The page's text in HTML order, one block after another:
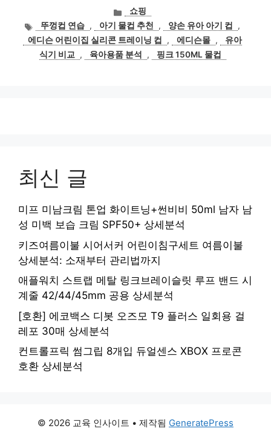
카
테
고
리
쇼핑
태
그
뚜껑컵 연습 , 아기 물컵 추천 , 양손 유아 아기 컵
,
에디슨 어린이집 실리콘 트레이닝 컵
, 에디슨몰 ,
유아
식기 비교
, 육아용품 분석 , 핑크 150ML 물컵
최신 글
미프 미남크림 톤업 화이트닝+썬비비 50ml 남자 남
성 미백 보습 크림 SPF50+ 상세분석
키즈여름이불 시어서커 어린이침구세트 여름이불
상세분석: 소재부터 관리법까지
애플워치 스트랩 메탈 링크브레이슬릿 루프 밴드 시
계줄 42/44/45mm 공용 상세분석
[호환] 에코백스 디봇 오즈모 T9 플러스 일회용 걸
레포 30매 상세분석
컨트롤프릭 썸그립 8개입 듀얼센스 XBOX 프로콘
호환 상세분석
© 2026 교육 인사이트 • 제작됨 GeneratePress